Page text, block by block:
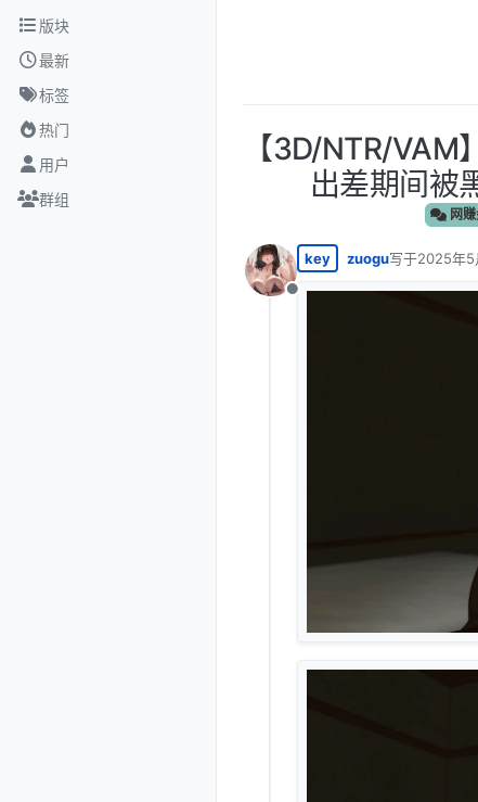
跳转至内容
版块
最新
标签
热门
用户
群组
【3D/NTR/
出差期间被
网
离线
key zuogu写于2025年
最后由 编辑